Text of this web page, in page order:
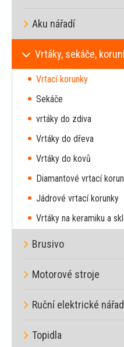
Aku nářadí
Vrtáky, sekáče,
Vrtací korunky
Sekáče
vrtáky do zdiva
Vrtáky do dřeva
Vrtáky do kovů
Diamantové vrtací
Jádrové vrtací korunky
Vrtáky na keramiku a
Brusivo
Motorové stroje
Ruční elektrické
Topidla